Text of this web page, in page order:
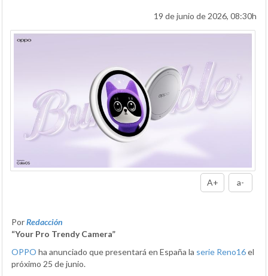
19 de junio de 2026, 08:30h
A+ a-
PorRedacción
“Your Pro Trendy Camera”
OPPO ha anunciado que presentará en España la serie Reno16el
próximo 25 de junio.